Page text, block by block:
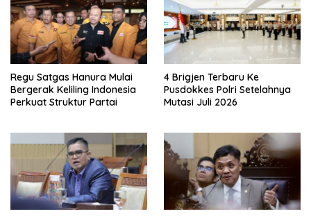
Regu Satgas Hanura Mulai
Bergerak Keliling Indonesia
Perkuat Struktur Partai
4 Brigjen Terbaru Ke
Pusdokkes Polri Setelahnya
Mutasi Juli 2026